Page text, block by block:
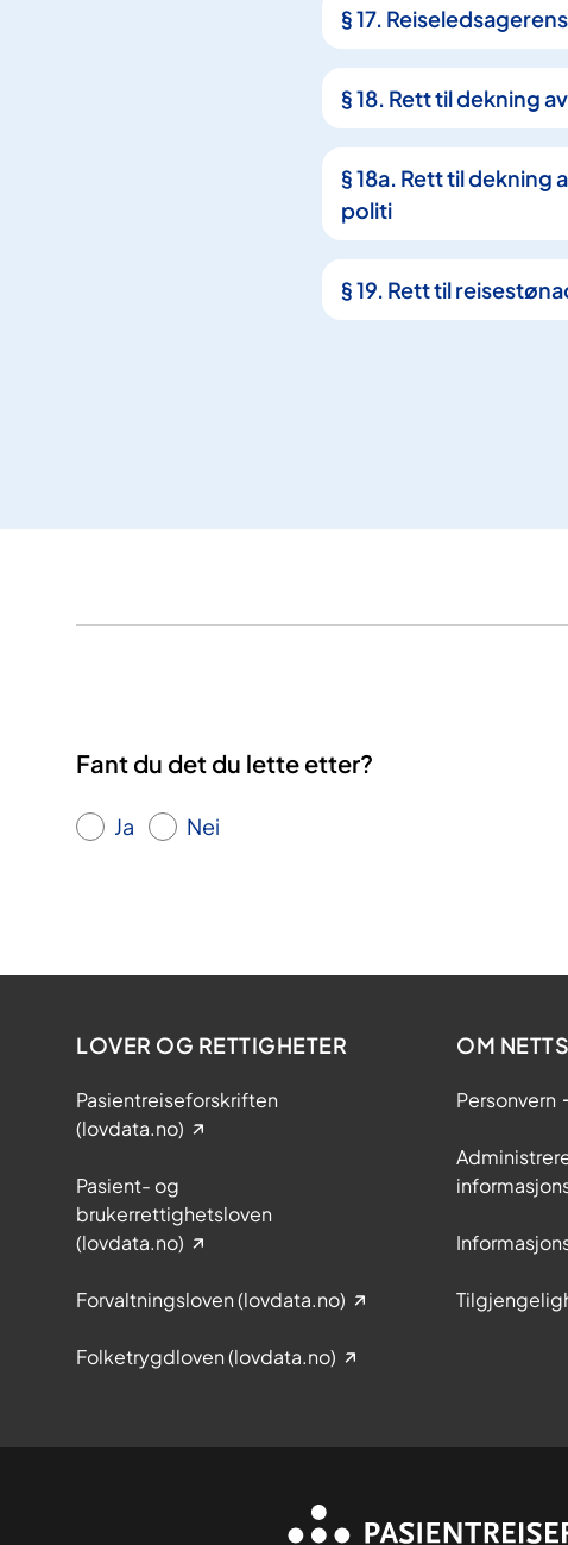
§ 17.
§ 18. Rett til dekning
§ 18a. Rett til
politi
§ 19. Rett til
Fant du det du lette etter?
Ja Nei
LOVER OG RETTIGHETER
Pasientreiseforskriften
(lovdata.no)
Pasient- og
brukerrettighetsloven
(lovdata.no)
Forvaltningsloven (lovdata.no)
Folketrygdloven (lovdata.no)
OM
Personvern